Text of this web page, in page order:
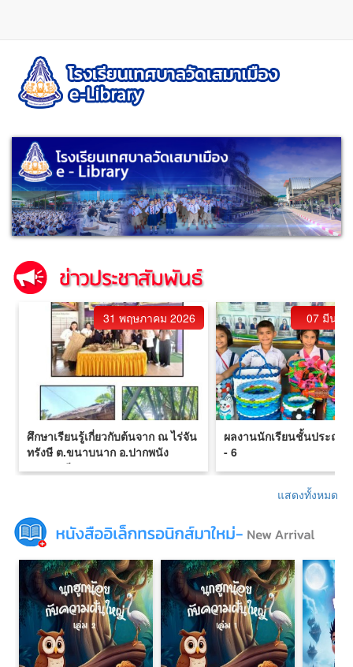
เนื้อหา
31 พฤษภาคม 2026
ศึกษาเรียนรู้เกี่ยวกับต้นจาก ณ ไร่จัน
ทรังษี ต.ขนาบนาก อ.ปากพนัง
จ.นครศรีธรรมราช
07 มีนาค
ผลงานนักเรียนชั้นประถม
- 6
แสดงทั้งหมด